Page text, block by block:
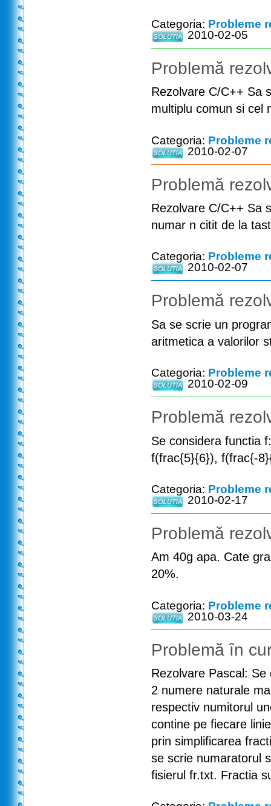
Categoria: Probleme
2010-02-05
Problemă
Rezolvare C/C++ Sa
multiplu comun si cel
Categoria: Probleme
2010-02-07
Problemă
Rezolvare C/C++ Sa
numar n citit de la
Categoria: Probleme
2010-02-07
Problemă
Sa se scrie un
aritmetica a valorilor
Categoria: Probleme
2010-02-09
Problemă
Se considera functia
f(frac{5}{6}), f(frac{-
Categoria: Probleme
2010-02-17
Problemă
Am 40g apa. Cate
20%.
Categoria: Probleme
2010-03-24
Problemă în
Rezolvare Pascal:
2 numere naturale
respectiv numitorul
contine pe fiecare
prin simplificarea
se scrie numaratorul
fisierul fr.txt. Fractia